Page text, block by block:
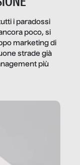
i paradossi
poco, si
marketing di
strade già
più